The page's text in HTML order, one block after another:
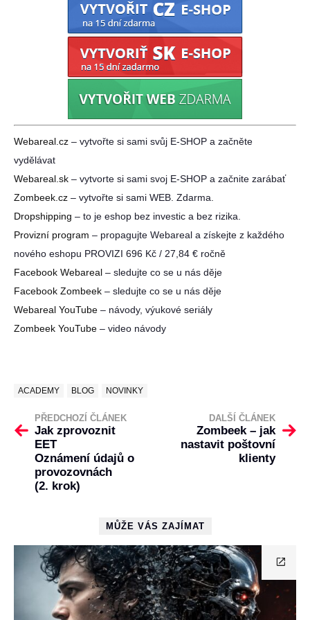
Webareal.cz – vytvořte si sami svůj E-SHOP a začněte
vydělávat
Webareal.sk – vytvorte si sami svoj E-SHOP a začnite zarábať
Zombeek.cz – vytvořte si sami WEB. Zdarma.
Dropshipping – to je eshop bez investic a bez rizika.
Provizní program – propagujte Webareal a získejte z každého
nového eshopu PROVIZI 696 Kč / 27,84 € ročně
Facebook Webareal – sledujte co se u nás děje
Facebook Zombeek – sledujte co se u nás děje
Webareal YouTube – návody, výukové seriály
Zombeek YouTube – video návody
ACADEMY BLOG NOVINKY
PŘEDCHOZÍ ČLÁNEK
Jak zprovoznit
EET
Oznámení údajů o
provozovnách
(2. krok)
DALŠÍ ČLÁNEK
Zombeek – jak
nastavit poštovní
klienty
MŮŽE VÁS ZAJÍMAT